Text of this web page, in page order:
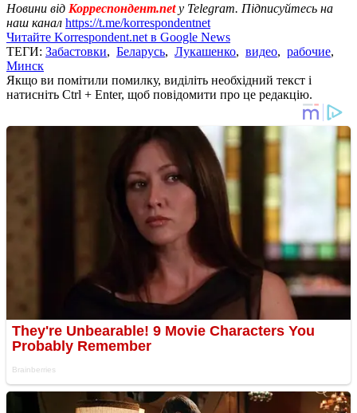
Новини від Корреспондент.net у Telegram. Підписуйтесь на
наш канал https://t.me/korrespondentnet
Читайте Korrespondent.net в Google News
ТЕГИ: Забастовки, Беларусь, Лукашенко, видео, рабочие,
Минск
Якщо ви помітили помилку, виділіть необхідний текст і
натисніть Ctrl + Enter, щоб повідомити про це редакцію.